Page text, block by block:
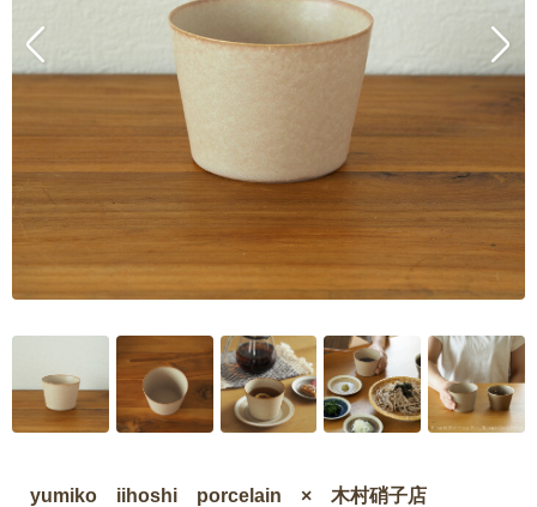
yumiko iihoshi porcelain × 木村硝子店